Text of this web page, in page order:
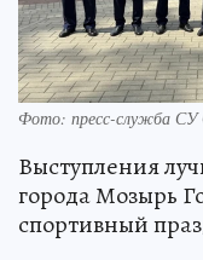
Фото: пресс-служба СУ
Выступления
города Мозырь
спортивный